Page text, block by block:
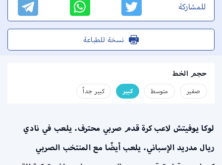
للمشاركة
نسخة للطباعة
حجم الخط
صفير متوسط كبير كبير جداً
لوكا يوفيتش لاعب كرة قدم صربي محترف. يلعب في نادي
ريال مدريد الإسباني. يلعب أيضًا مع المنتخب الصربي